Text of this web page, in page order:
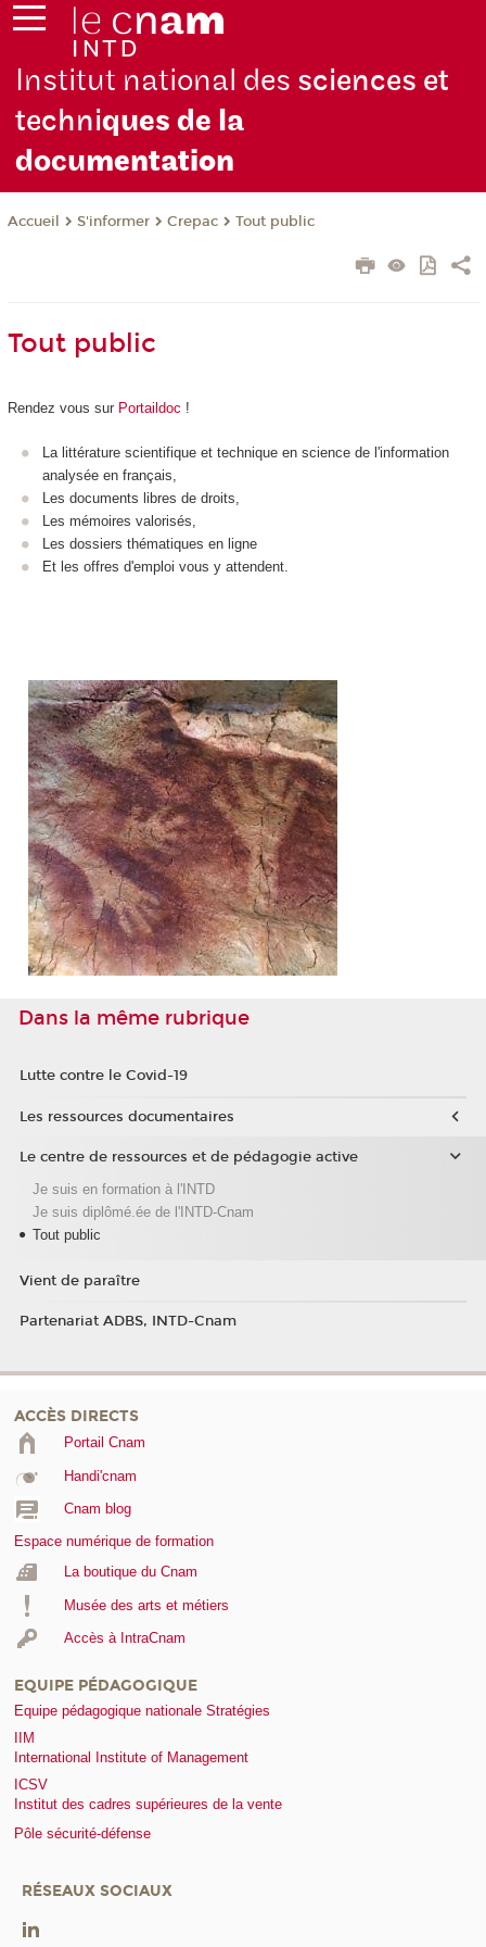
Institut national des sciences et
techniques de la
documentation
Accueil S'informer Crepac Tout public
Tout public
Rendez vous sur Portaildoc !
La littérature scientifique et technique en science de l'information
analysée en français,
Les documents libres de droits,
Les mémoires valorisés,
Les dossiers thématiques en ligne
Et les offres d'emploi vous y attendent.
Dans la même rubrique
Lutte contre le Covid-19
Les ressources documentaires
Le centre de ressources et de pédagogie active
Je suis en formation à l'INTD
Je suis diplômé.ée de l'INTD-Cnam
Tout public
Vient de paraître
Partenariat ADBS, INTD-Cnam
ACCÈS DIRECTS
Portail Cnam
Handi'cnam
Cnam blog
Espace numérique de formation
La boutique du Cnam
Musée des arts et métiers
Accès à IntraCnam
EQUIPE PÉDAGOGIQUE
Equipe pédagogique nationale Stratégies
IIM
International Institute of Management
ICSV
Institut des cadres supérieures de la vente
Pôle sécurité-défense
RÉSEAUX SOCIAUX